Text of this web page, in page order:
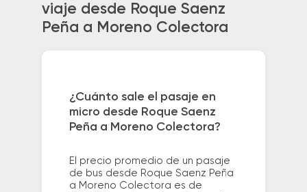
viaje desde Roque Saenz
Peña a Moreno Colectora
¿Cuánto sale el pasaje en
micro desde Roque Saenz
Peña a Moreno Colectora?
El precio promedio de un pasaje
de bus desde Roque Saenz Peña
a Moreno Colectora es de